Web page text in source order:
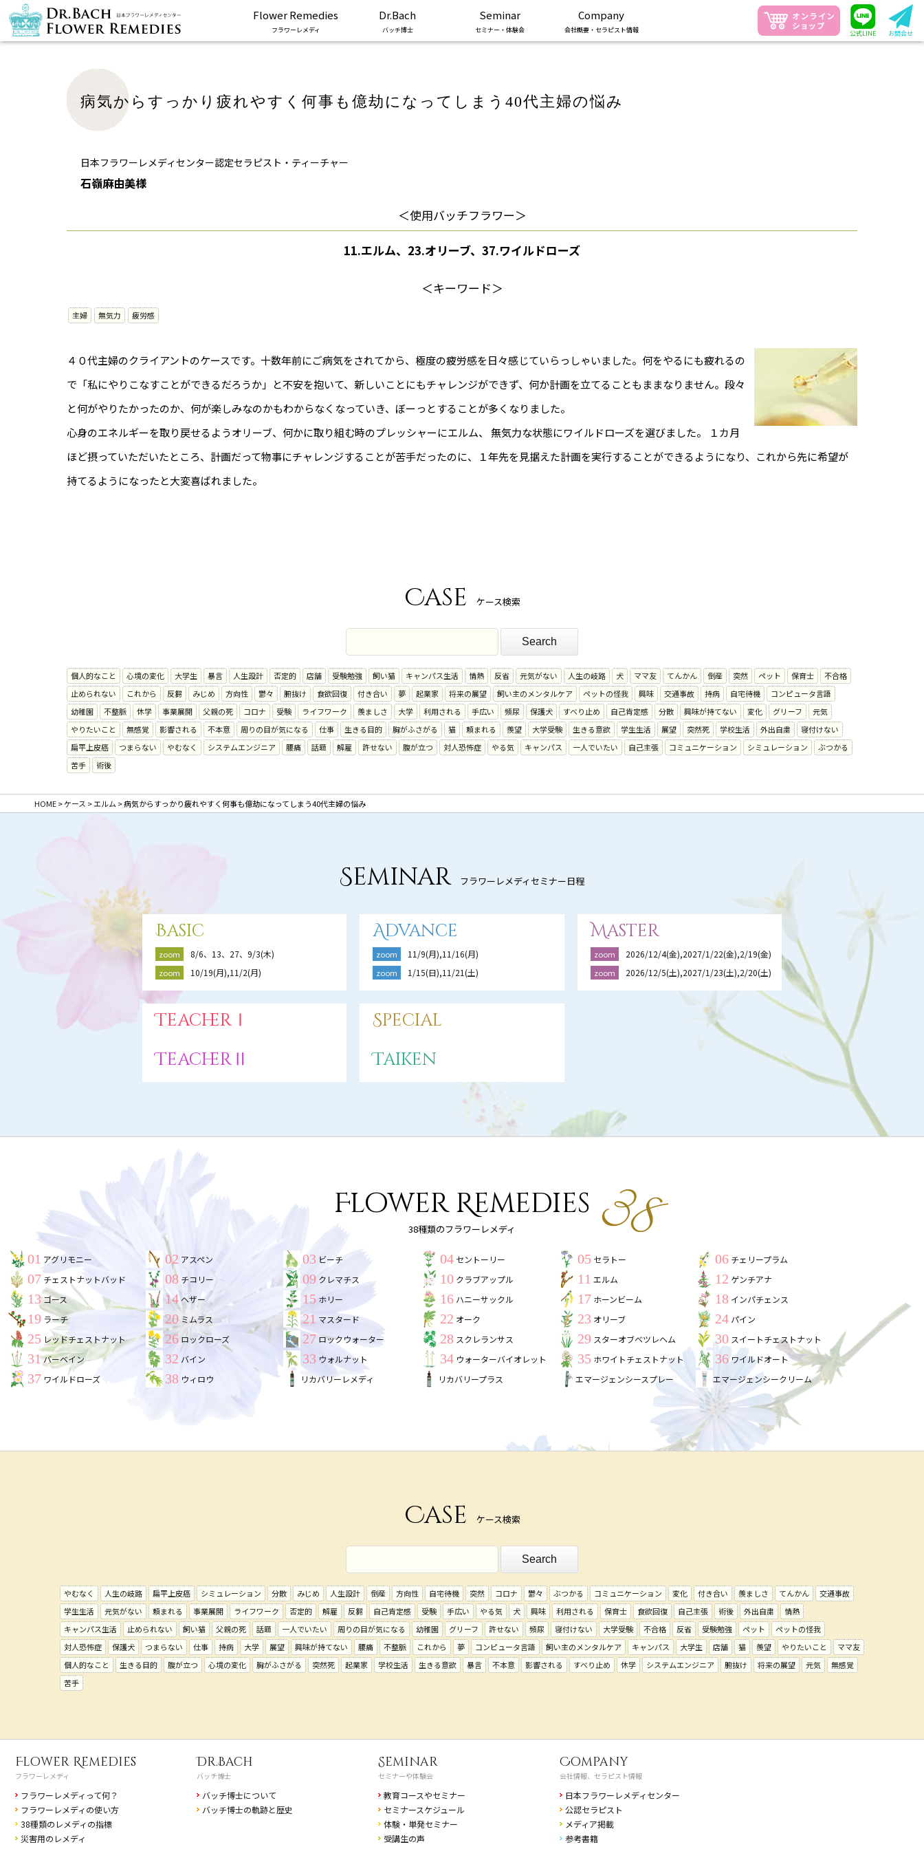
Flower Remedies
フラワーレメディ
Dr.Bach
バッチ博士
Seminar
セミナー・体験会
Company
会社概要・セラピスト情報 公式LINE お問合せ
病気からすっかり疲れやすく何事も億劫になってしまう40代主婦の悩み
日本フラワーレメディセンター認定セラピスト・ティーチャー
石嶺麻由美様
＜使用バッチフラワー＞
11.エルム、23.オリーブ、37.ワイルドローズ
＜キーワード＞
主婦 無気力 疲労感
４０代主婦のクライアントのケースです。十数年前にご病気をされてから、極度の疲労感を日々感じていらっしゃいました。何をやるにも疲れるの
で「私にやりこなすことができるだろうか」と不安を抱いて、新しいことにもチャレンジができず、何か計画を立てることもままなりません。段々
と何がやりたかったのか、何が楽しみなのかもわからなくなっていき、ぼーっとすることが多くなりました。
心身のエネルギーを取り戻せるようオリーブ、何かに取り組む時のプレッシャーにエルム、 無気力な状態にワイルドローズを選びました。 １カ月
ほど摂っていただいたところ、計画だって物事にチャレンジすることが苦手だったのに、１年先を見据えた計画を実行することができるようになり、これから先に希望が
持てるようになったと大変喜ばれました。
Case ケース検索
個人的なこと 心境の変化 大学生 暴言 人生設計 否定的 店舗 受験勉強 飼い猫 キャンパス生活 情熱 反省 元気がない 人生の岐路 犬 ママ友 てんかん 倒産 突然 ペット 保育士
不合格
止められない
これから 反芻 みじめ 方向性 鬱々 腑抜け 食欲回復 付き合い 夢 起業家 将来の展望 飼い主のメンタルケア ペットの怪我 興味 交通事故 持病 自宅待機
コンピュータ言語
幼稚園
不整脈 休学 事業展開 父親の死 コロナ 受験 ライフワーク 羨ましさ 大学 利用される 手広い 頻尿 保護犬 すべり止め 自己肯定感 分散 興味が持てない 変化 グリーフ
元気
やりたいこと
無感覚 影響される 不本意 周りの目が気になる 仕事 生きる目的 胸がふさがる 猫 頼まれる 羨望 大学受験 生きる意欲 学生生活 展望 突然死 学校生活 外出自粛
寝付けない
扁平上皮癌
つまらない やむなく システムエンジニア 腰痛 話題 解雇 許せない 腹が立つ 対人恐怖症 やる気 キャンパス 一人でいたい 自己主張 コミュニケーション シミュレーション
ぶつかる
苦手
術後
HOME>ケース >エルム >病気からすっかり疲れやすく何事も億劫になってしまう40代主婦の悩み
Seminarフラワーレメディセミナー日程
Basic
zoom 8/6、13、27、9/3(木)
zoom 10/19(月),11/2(月)
Advance
zoom 11/9(月),11/16(月)
zoom 1/15(日),11/21(土)
Master
zoom 2026/12/4(金),2027/1/22(金),2/19(金)
zoom 2026/12/5(土),2027/1/23(土),2/20(土)
TeacherⅠ
TeacherⅡ
Special
Taiken
Flower Remedies
38種類のフラワーレメディ
01 アグリモニー 02 アスペン 03 ビーチ 04 セントーリー 05 セラトー 06 チェリープラム
07 チェストナットバッド 08 チコリー 09 クレマチス 10 クラブアップル 11 エルム 12 ゲンチアナ
13ゴース 14 ヘザー 15 ホリー 16 ハニーサックル 17 ホーンビーム 18 インパチェンス
19 ラーチ 20 ミムラス 21 マスタード 22 オーク 23 オリーブ 24 パイン
25 レッドチェストナット 26 ロックローズ 27 ロックウォーター 28 スクレランサス 29 スターオブベツレヘム 30 スイートチェストナット
31バーベイン 32 バイン 33 ウォルナット 34 ウォーターバイオレット 35 ホワイトチェストナット 36ワイルドオート
37 ワイルドローズ 38 ウィロウ リカバリーレメディ リカバリープラス エマージェンシースプレー エマージェンシークリーム
Case ケース検索
やむなく 人生の岐路 扁平上皮癌 シミュレーション 分散 みじめ 人生設計 倒産 方向性 自宅待機 突然 コロナ 鬱々 ぶつかる コミュニケーション 変化 付き合い 羨ましさ てんかん
交通事故
学生生活
元気がない 頼まれる 事業展開 ライフワーク 否定的 解雇 反芻 自己肯定感 受験 手広い やる気 犬 興味 利用される 保育士 食欲回復 自己主張 術後 外出自粛
情熱
キャンパス生活
止められない 飼い猫 父親の死 話題 一人でいたい 周りの目が気になる 幼稚園 グリーフ 許せない 頻尿 寝付けない 大学受験 不合格 反省 受験勉強 ペット
ペットの怪我
対人恐怖症
保護犬 つまらない 仕事 持病 大学 展望 興味が持てない 腰痛 不整脈 これから 夢 コンピュータ言語 飼い主のメンタルケア キャンパス 大学生 店舗 猫 羨望 やりたいこと
ママ友
個人的なこと
生きる目的 腹が立つ 心境の変化 胸がふさがる 突然死 起業家 学校生活 生きる意欲 暴言 不本意 影響される すべり止め 休学 システムエンジニア 腑抜け 将来の展望 元気
無感覚
苦手
Flower Remedies
フラワーレメディ
フラワーレメディって何？
フラワーレメディの使い方
38種類のレメディの指標
災害用のレメディ
Dr.Bach
バッチ博士
バッチ博士について
バッチ博士の軌跡と歴史
Seminar
セミナーや体験会
教育コースやセミナー
セミナースケジュール
体験・単発セミナー
受講生の声
Company
会社情報、セラピスト情報
日本フラワーレメディセンター
公認セラピスト
メディア掲載
参考書籍